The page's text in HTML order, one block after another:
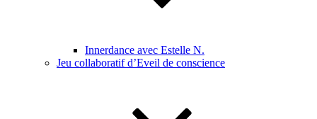
Innerdance avec Estelle N.
Jeu collaboratif d’Eveil de conscience